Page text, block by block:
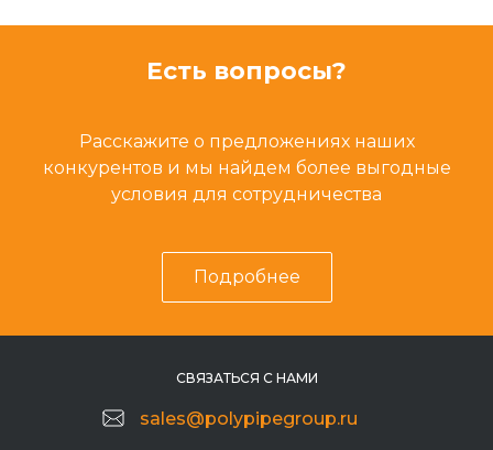
Есть вопросы?
Расскажите о предложениях наших
конкурентов и мы найдем более выгодные
условия для сотрудничества
Подробнее
СВЯЗАТЬСЯ С НАМИ
sales@polypipegroup.ru